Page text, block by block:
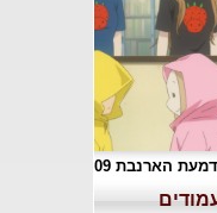
דמעת הארנבת 09